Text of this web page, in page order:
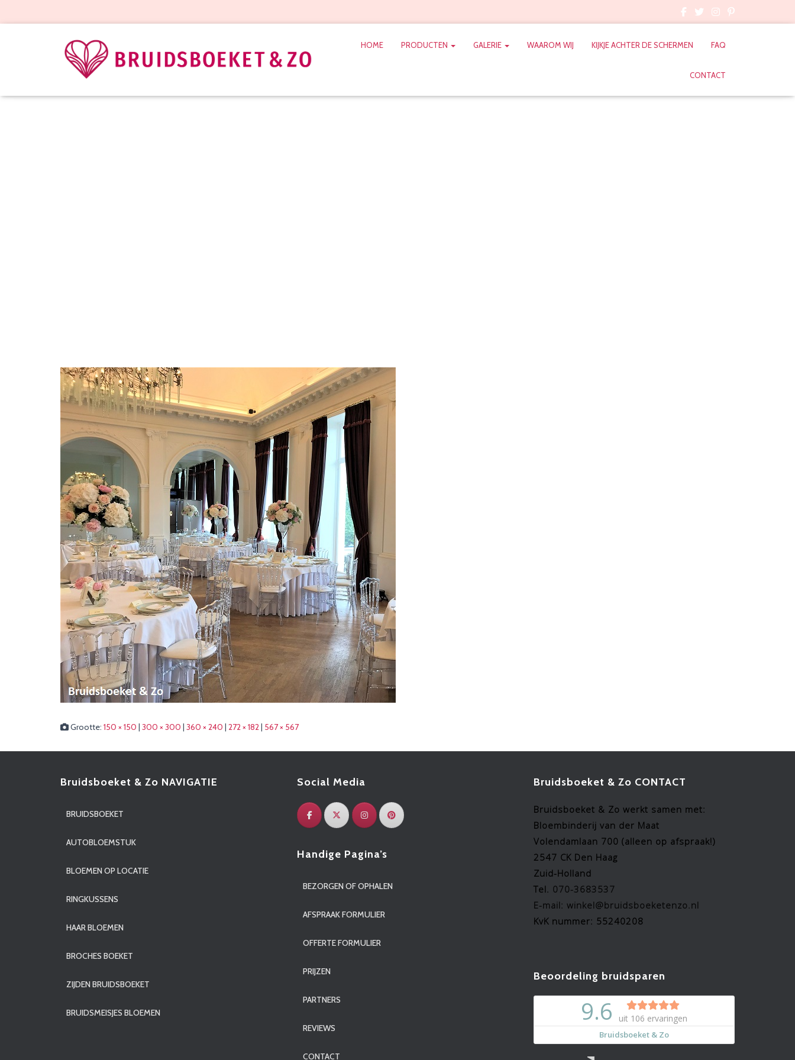
HOME PRODUCTEN GALERIE WAAROM WIJ KIJKJE ACHTER DE SCHERMEN FAQ
CONTACT
Grootte: 150 × 150 | 300 × 300 | 360 × 240 | 272 × 182| 567 × 567
Bruidsboeket & Zo NAVIGATIE
BRUIDSBOEKET
AUTOBLOEMSTUK
BLOEMEN OP LOCATIE
RINGKUSSENS
HAAR BLOEMEN
BROCHES BOEKET
ZIJDEN BRUIDSBOEKET
BRUIDSMEISJES BLOEMEN
Social Media
Handige Pagina’s
BEZORGEN OF OPHALEN
AFSPRAAK FORMULIER
OFFERTE FORMULIER
PRIJZEN
PARTNERS
REVIEWS
CONTACT
Bruidsboeket & Zo CONTACT
Bruidsboeket & Zo werkt samen met:
Bloembinderij van der Maat
Volendamlaan 700 (alleen op afspraak!)
2547 CK Den Haag
Zuid-Holland
Tel. 070-3683537
E-mail: winkel@bruidsboeketenzo.nl
KvK nummer: 55240208
Beoordeling bruidsparen